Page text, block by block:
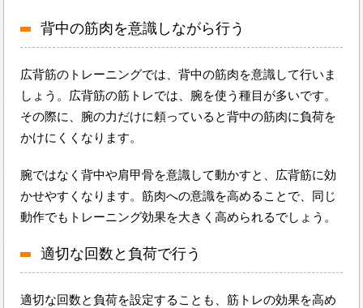
背中の筋肉を意識しながら行う
広背筋のトレーニングでは、背中の筋肉を意識して行いま
しょう。広背筋の筋トレでは、腕を使う種目が多いです。
その際に、腕の力だけに頼っていると背中の筋肉に負荷を
かけにくくなります。
腕ではなく背中や肩甲骨を意識して動かすと、広背筋に効
かせやすくなります。筋肉への意識を高めることで、同じ
動作でもトレーニング効果を大きく高められるでしょう。
適切な回数と負荷で行う
適切な回数と負荷を設定することも、筋トレの効果を高め